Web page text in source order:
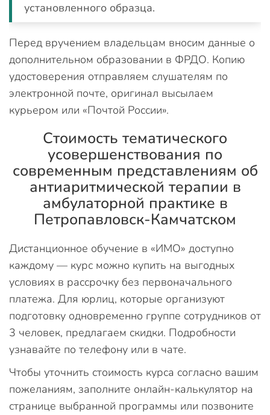
установленного образца.
Перед вручением владельцам вносим данные о
дополнительном образовании в ФРДО. Копию
удостоверения отправляем слушателям по
электронной почте, оригинал высылаем
курьером или «Почтой России».
Стоимость тематического
усовершенствования по
современным представлениям об
антиаритмической терапии в
амбулаторной практике в
Петропавловск-Камчатском
Дистанционное обучение в «ИМО» доступно
каждому — курс можно купить на выгодных
условиях в рассрочку без первоначального
платежа. Для юрлиц, которые организуют
подготовку одновременно группе сотрудников от
3 человек, предлагаем скидки. Подробности
узнавайте по телефону или в чате.
Чтобы уточнить стоимость курса согласно вашим
пожеланиям, заполните онлайн-калькулятор на
странице выбранной программы или позвоните